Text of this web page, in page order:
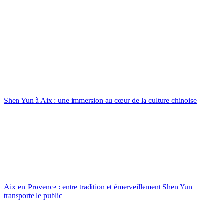
Shen Yun à Aix : une immersion au cœur de la culture chinoise
Aix-en-Provence : entre tradition et émerveillement Shen Yun
transporte le public